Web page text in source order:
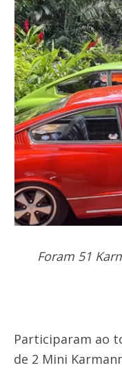
Foram 51
Participaram ao
de 2 Mini